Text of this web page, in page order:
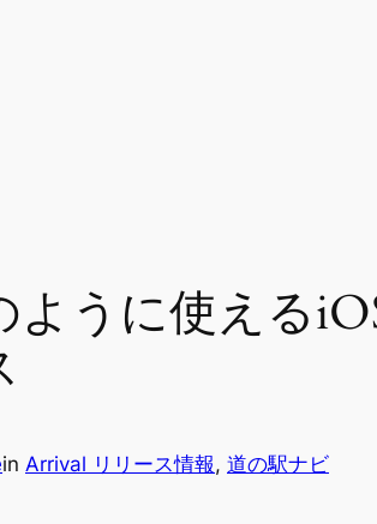
うに使える
in Arrival リリース情報, 道の駅ナビ